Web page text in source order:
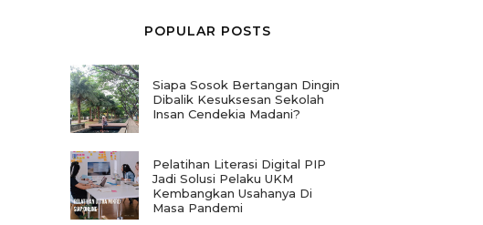
POPULAR POSTS
Siapa Sosok Bertangan Dingin
Dibalik Kesuksesan Sekolah
Insan Cendekia Madani?
Pelatihan Literasi Digital PIP
Jadi Solusi Pelaku UKM
Kembangkan Usahanya Di
Masa Pandemi